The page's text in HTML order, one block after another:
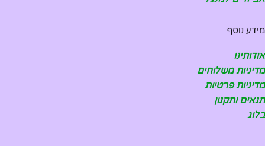
מידע נוסף
אודותינו
מדיניות משלוחים
מדיניות פרטיות
תנאים ותקנון
בלוג